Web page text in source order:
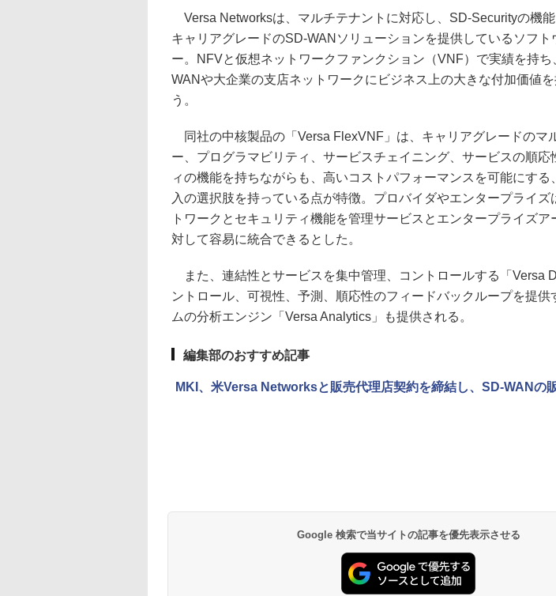
Versa Networksは、マルチテナントに対応し、SD-Securityの機
キャリアグレードのSD-WANソリューションを提供しているソフト
ー。NFVと仮想ネットワークファンクション（VNF）で実績を持
WANや大企業の支店ネットワークにビジネス上の大きな付加価値
う。
同社の中核製品の「Versa FlexVNF」は、キャリアグレードのマ
ー、プログラマビリティ、サービスチェイニング、サービスの順応
ィの機能を持ちながらも、高いコストパフォーマンスを可能にする
入の選択肢を持っている点が特徴。プロバイダやエンタープライズ
トワークとセキュリティ機能を管理サービスとエンタープライズア
対して容易に統合できるとした。
また、連結性とサービスを集中管理、コントロールする「Versa
ントロール、可視性、予測、順応性のフィードバックループを提供
ムの分析エンジン「Versa Analytics」も提供される。
編集部のおすすめ記事
MKI、米Versa Networksと販売代理店契約を締結し、SD-WANの
Google 検索で当サイトの記事を優先表示させる